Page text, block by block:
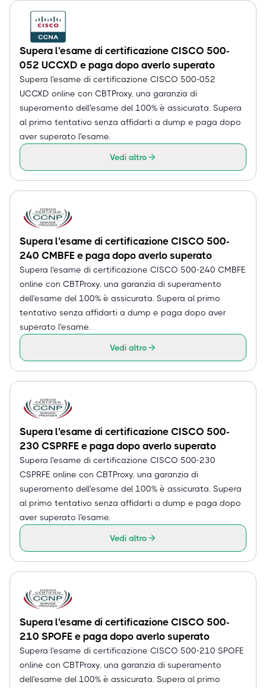
Supera l'esame di certificazione CISCO 500-
052 UCCXD e paga dopo averlo superato
Supera l'esame di certificazione CISCO 500-052
UCCXD online con CBTProxy, una garanzia di
superamento dell'esame del 100% è assicurata. Supera
al primo tentativo senza affidarti a dump e paga dopo
aver superato l'esame.
Vedi altro
Supera l'esame di certificazione CISCO 500-
240 CMBFE e paga dopo averlo superato
Supera l'esame di certificazione CISCO 500-240 CMBFE
online con CBTProxy, una garanzia di superamento
dell'esame del 100% è assicurata. Supera al primo
tentativo senza affidarti a dump e paga dopo aver
superato l'esame.
Vedi altro
Supera l'esame di certificazione CISCO 500-
230 CSPRFE e paga dopo averlo superato
Supera l'esame di certificazione CISCO 500-230
CSPRFE online con CBTProxy, una garanzia di
superamento dell'esame del 100% è assicurata. Supera
al primo tentativo senza affidarti a dump e paga dopo
aver superato l'esame.
Vedi altro
Supera l'esame di certificazione CISCO 500-
210 SPOFE e paga dopo averlo superato
Supera l'esame di certificazione CISCO 500-210 SPOFE
online con CBTProxy, una garanzia di superamento
dell'esame del 100% è assicurata. Supera al primo